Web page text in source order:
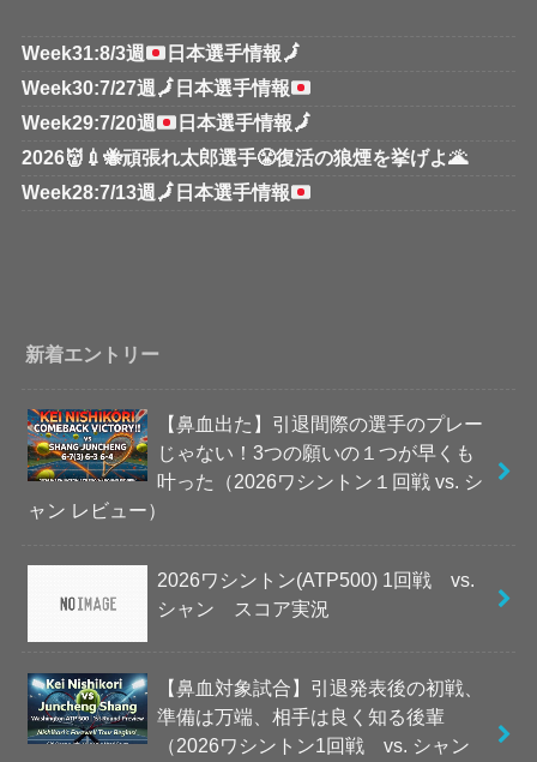
Week31:8/3週 日本選手情報🗾
Week30:7/27週 🗾 日本選手情報
Week29:7/20週
日本選手情報🗾
2026👹💉🐝頑張れ太郎選手😤復活の狼煙を挙げよ🌋
Week28:7/13週 🗾 日本選手情報
新着エントリー
【鼻血出た】引退間際の選手のプレー
じゃない！3つの願いの１つが早くも
叶った（2026ワシントン１回戦 vs. シ
ャン レビュー）
2026ワシントン(ATP500) 1回戦 vs.
シャン スコア実況
【鼻血対象試合】引退発表後の初戦、
準備は万端、相手は良く知る後輩
（2026ワシントン1回戦 vs. シャン